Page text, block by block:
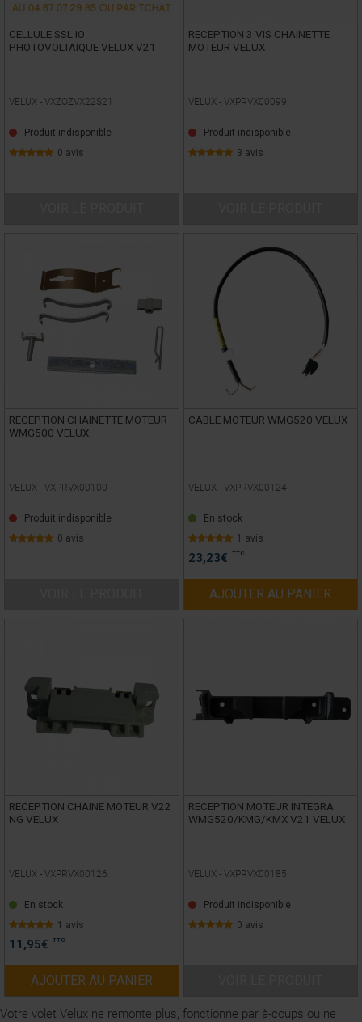
Votre volet Velux ne remonte plus, fonctionne par à-coups ou ne
CELLULE SSL IO
PHOTOVOLTAIQUE VELUX V21
VELUX - VXZOZVX22S21
Produit indisponible
0 avis
RECEPTION 3 VIS CHAINETTE
MOTEUR VELUX
VELUX - VXPRVX00099
Produit indisponible
3 avis
RECEPTION CHAINETTE MOTEUR
WMG500 VELUX
VELUX - VXPRVX00100
Produit indisponible
0 avis
CABLE MOTEUR WMG520 VELUX
VELUX - VXPRVX00124
En stock
1 avis
23,23€ TTC
AJOUTER AU PANIER
RECEPTION CHAINE MOTEUR V22
NG VELUX
VELUX - VXPRVX00126
En stock
1 avis
11,95€ TTC
AJOUTER AU PANIER
RECEPTION MOTEUR INTEGRA
WMG520/KMG/KMX V21 VELUX
VELUX - VXPRVX00185
Produit indisponible
0 avis